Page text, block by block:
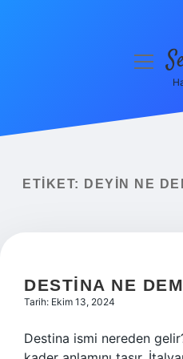
Yasal Uyarı
menüyü
ETIKET: DEYIN NE
DESTINA NE
Tarih: Ekim 13, 2024
Destina ismi nereden